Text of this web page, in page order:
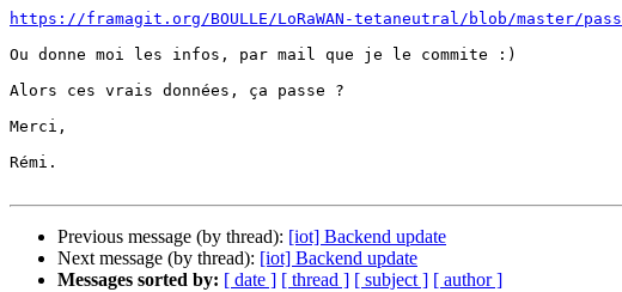
https://framagit.org/BOULLE/LoRaWAN-tetaneutral/blob/master/
Ou donne moi les infos, par mail que je le commite :)
Alors ces vrais données, ça passe ?
Merci,
Rémi.
Previous message (by thread): [iot] Backend update
Next message (by thread): [iot] Backend update
Messages sorted by: [ date ] [ thread ] [ subject ] [ author ]